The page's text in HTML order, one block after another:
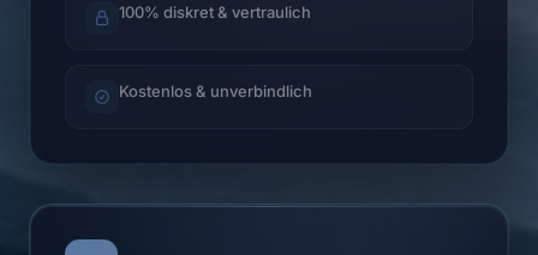
100% diskret & vertraulich
Kostenlos & unverbindlich